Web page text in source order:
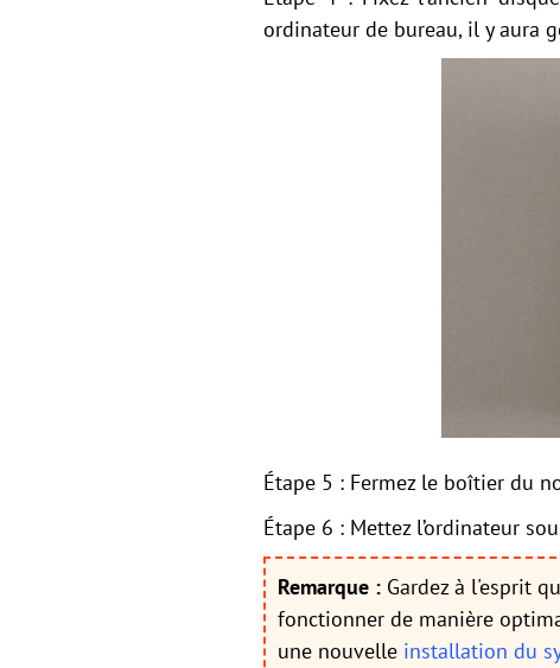
ordinateur de bureau, il y aura
Étape 5 : Fermez le boîtier du
Étape 6 : Mettez l’ordinateur
Remarque : Gardez à l'esprit
fonctionner de manière
une nouvelle installation du